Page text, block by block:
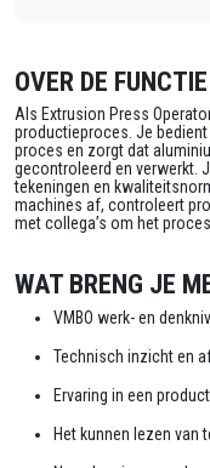
OVER DE FUNCTIE
Als Extrusion Press
productieproces. Je
proces en zorgt dat
gecontroleerd en verwerkt.
tekeningen en
machines af, controleert
met collega’s om het
WAT BRENG JE
VMBO werk- en
Technisch inzicht en
Ervaring in een
Het kunnen lezen van